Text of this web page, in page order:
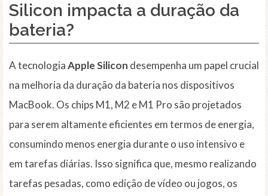
Silicon impacta a duração da
bateria?
A tecnologiaApple Silicon desempenha um papel crucial
na melhoria da duração da bateria nos dispositivos
MacBook. Os chips M1, M2 e M1 Pro são projetados
para serem altamente eficientes em termos de energia,
consumindo menos energia durante o uso intensivo e
em tarefas diárias. Isso significa que, mesmo realizando
tarefas pesadas, como edição de vídeo ou jogos, os